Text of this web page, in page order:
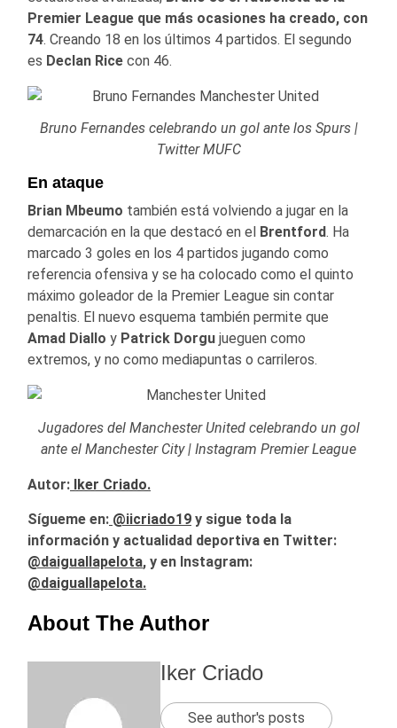
Premier League que más ocasiones ha creado, con
74. Creando 18 en los últimos 4 partidos. El segundo
es Declan Rice con 46.
Bruno Fernandes celebrando un gol ante los Spurs |
Twitter MUFC
En ataque
Brian Mbeumo también está volviendo a jugar en la
demarcación en la que destacó en el
Brentford. Ha
marcado 3 goles en los 4 partidos jugando como
referencia ofensiva y se ha colocado como el quinto
máximo goleador de la Premier League sin contar
penaltis. El nuevo esquema también permite que
Amad Diallo y Patrick Dorgu jueguen como
extremos, y no como mediapuntas o carrileros.
Jugadores del Manchester United celebrando un gol
ante el Manchester City | Instagram Premier League
Autor: Iker Criado.
Sígueme en: @iicriado19 y sigue toda la
información y actualidad deportiva en Twitter:
@daiguallapelota, y en Instagram:
@daiguallapelota.
About The Author
Iker Criado
See author's posts